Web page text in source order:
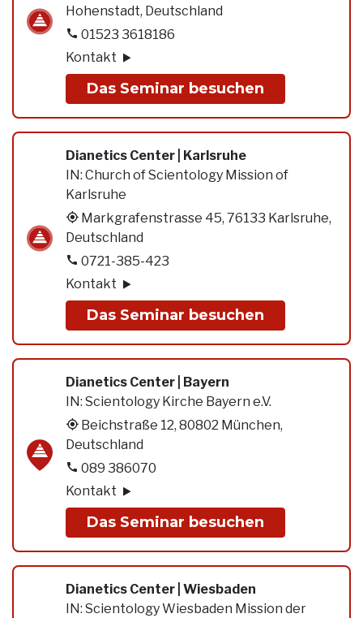
Hohenstadt, Deutschland
01523 3618186
Kontakt
Das Seminar besuchen
Dianetics Center | Karlsruhe
IN: Church of Scientology Mission of
Karlsruhe
Markgrafenstrasse 45, 76133 Karlsruhe,
Deutschland
0721-385-423
Kontakt
Das Seminar besuchen
Dianetics Center | Bayern
IN: Scientology Kirche Bayern e.V.
Beichstraße 12, 80802 München,
Deutschland
089 386070
Kontakt
Das Seminar besuchen
Dianetics Center | Wiesbaden
IN: Scientology Wiesbaden Mission der